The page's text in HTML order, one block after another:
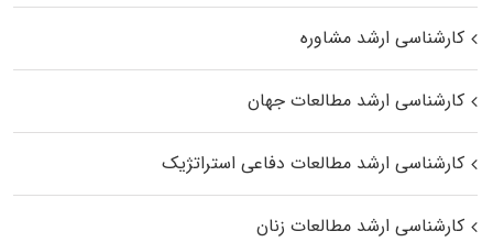
کارشناسی ارشد مشاوره
کارشناسی ارشد مطالعات جهان
کارشناسی ارشد مطالعات دفاعی استراتژیک
کارشناسی ارشد مطالعات زنان